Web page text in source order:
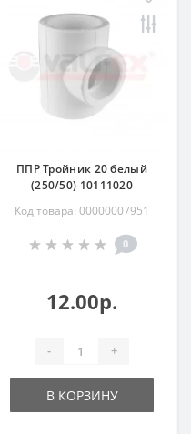
ППР Тройник 20 белый
(250/50) 10111020
Код товара: 00000007951
0
12.00р.
- +
В КОРЗИНУ